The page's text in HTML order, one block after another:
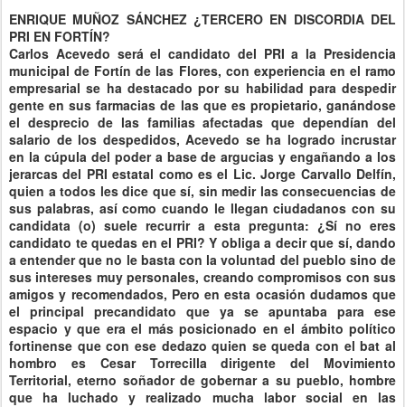
ENRIQUE MUÑOZ SÁNCHEZ ¿TERCERO EN DISCORDIA DEL
PRI EN FORTÍN?
Carlos Acevedo será el candidato del PRI a la Presidencia
municipal de Fortín de las Flores, con experiencia en el ramo
empresarial se ha destacado por su habilidad para despedir
gente en sus farmacias de las que es propietario, ganándose
el desprecio de las familias afectadas que dependían del
salario de los despedidos, Acevedo se ha logrado incrustar
en la cúpula del poder a base de argucias y engañando a los
jerarcas del PRI estatal como es el Lic. Jorge Carvallo Delfín,
quien a todos les dice que sí, sin medir las consecuencias de
sus palabras, así como cuando le llegan ciudadanos con su
candidata (o) suele recurrir a esta pregunta: ¿Sí no eres
candidato te quedas en el PRI? Y obliga a decir que sí, dando
a entender que no le basta con la voluntad del pueblo sino de
sus intereses muy personales, creando compromisos con sus
amigos y recomendados, Pero en esta ocasión dudamos que
el principal precandidato que ya se apuntaba para ese
espacio y que era el más posicionado en el ámbito político
fortinense que con ese dedazo quien se queda con el bat al
hombro es Cesar Torrecilla dirigente del Movimiento
Territorial, eterno soñador de gobernar a su pueblo, hombre
que ha luchado y realizado mucha labor social en las